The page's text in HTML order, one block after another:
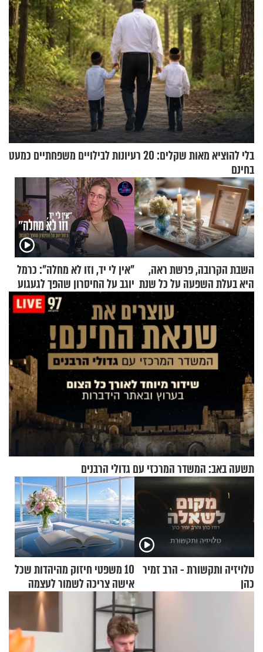
בלי להוציא מאות שקלים: 20 רעיונות לבילויים משפחתיים כמעט
בחינם
השבת הקרובה, פרשת ראה,
היא בעלת השפעה על כל שנת
תשפ"ז
"אין לי יד, וזו לא מחלה": כרמל
יוגב על החיסרון שהפך לגעגוע
תשעה באב: המשדר המרכזי עם גדולי הרבנים
טלויזיה ותקשורת - הרב זמיר
כהן
10 משפטי חיזוק מהיהדות שכל
אישה צריכה לשמור לעצמה